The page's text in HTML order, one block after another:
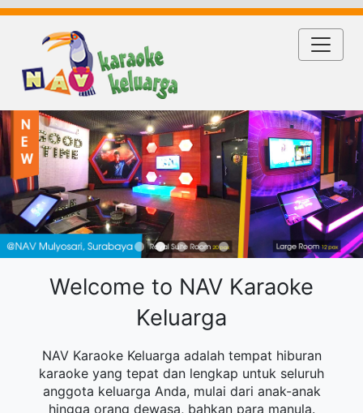
Welcome to NAV Karaoke
Keluarga
NAV Karaoke Keluarga adalah tempat hiburan
karaoke yang tepat dan lengkap untuk seluruh
anggota keluarga Anda, mulai dari anak-anak
hingga orang dewasa, bahkan para manula.